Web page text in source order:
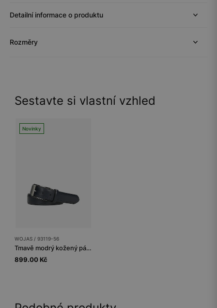
Detailní informace o produktu
Rozměry
Sestavte si vlastní vzhled
Novinky
WOJAS / 93119-56
Tmavě modrý kožený pánský pásek s otevřenou sponou
899.00 Kč